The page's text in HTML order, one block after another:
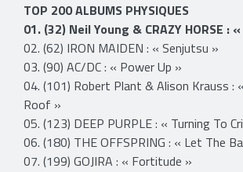
TOP 200 ALBUMS PHYSIQUES
01. (32) Neil Young & CRAZY HORSE :
02. (62) IRON MAIDEN : « Senjutsu »
03. (90) AC/DC : « Power Up »
04. (101) Robert Plant & Alison Krauss :
Roof »
05. (123) DEEP PURPLE : « Turning To
06. (180) THE OFFSPRING : « Let The
07. (199) GOJIRA : « Fortitude »